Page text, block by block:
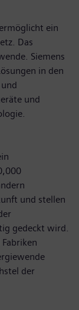
ein
Das
Siemens
in den
und
und stellen
gedeckt wird.
der